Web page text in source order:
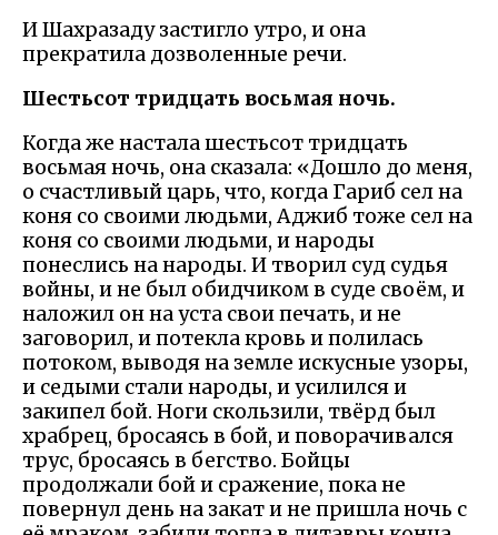
И Шахразаду застигло утро, и она
прекратила дозволенные речи.
Шестьсот тридцать восьмая ночь.
Когда же настала шестьсот тридцать
восьмая ночь, она сказала: «Дошло до меня,
о счастливый царь, что, когда Гариб сел на
коня со своими людьми, Аджиб тоже сел на
коня со своими людьми, и народы
понеслись на народы. И творил суд судья
войны, и не был обидчиком в суде своём, и
наложил он на уста свои печать, и не
заговорил, и потекла кровь и полилась
потоком, выводя на земле искусные узоры,
и седыми стали народы, и усилился и
закипел бой. Ноги скользили, твёрд был
храбрец, бросаясь в бой, и поворачивался
трус, бросаясь в бегство. Бойцы
продолжали бой и сражение, пока не
повернул день на закат и не пришла ночь с